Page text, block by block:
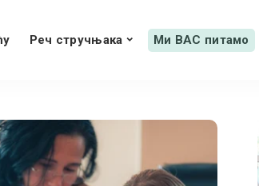
Реч стручњака Ми ВАС питамо